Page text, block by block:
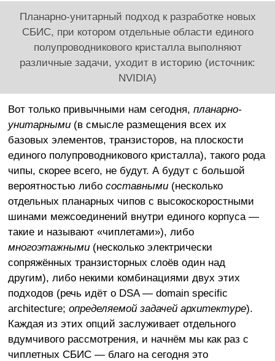
Планарно-унитарный подход к разработке новых
СБИС, при котором отдельные области единого
полупроводникового кристалла выполняют
различные задачи, уходит в историю (источник:
NVIDIA)
Вот только привычными нам сегодня, планарно-
унитарными(в смысле размещения всех их
базовых элементов, транзисторов, на плоскости
единого полупроводникового кристалла), такого рода
чипы, скорее всего, не будут. А будут с большой
вероятностью либо составными(несколько
отдельных планарных чипов с высокоскоростными
шинами межсоединений внутри единого корпуса —
такие и называют «чиплетами»), либо
многоэтажными(несколько электрически
сопряжённых транзисторных слоёв один над
другим), либо некими комбинациями двух этих
подходов (речь идёт о DSA — domain specific
architecture; определяемой задачей архитектуре).
Каждая из этих опций заслуживает отдельного
вдумчивого рассмотрения, и начнём мы как раз с
чиплетных СБИС — благо на сегодня это